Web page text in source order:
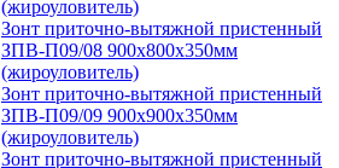
(жироуловитель)
Зонт приточно-вытяжной пристенный
ЗПВ-П09/08 900х800х350мм
(жироуловитель)
Зонт приточно-вытяжной пристенный
ЗПВ-П09/09 900х900х350мм
(жироуловитель)
Зонт приточно-вытяжной пристенный